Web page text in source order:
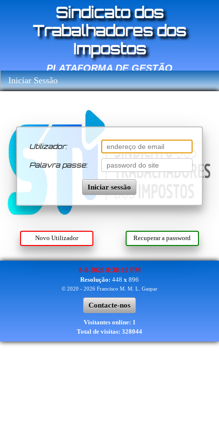
Sindicato dos
Trabalhadores dos
Impostos
PLATAFORMA DE GESTÃO
Iniciar Sessão
Utilizador:
Palavra passe:
Iniciar sessão
Novo Utilizador Recuperar a password
8-8-2026 8:38:10 PM
Resolução: 448 x 896
© 2020 - 2026 Francisco M. M. L. Gaspar
Contacte-nos
Visitantes online: 1
Total de visitas: 328044